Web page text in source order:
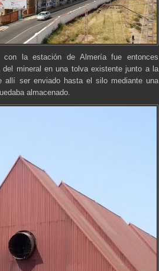
la estación de Almería fue entonces
del mineral en una tolva existente junto a la
allí ser enviado hasta el silo mediante una
almacenado.